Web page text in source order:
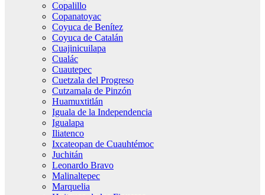
Copalillo
Copanatoyac
Coyuca de Benítez
Coyuca de Catalán
Cuajinicuilapa
Cualác
Cuautepec
Cuetzala del Progreso
Cutzamala de Pinzón
Huamuxtitlán
Iguala de la Independencia
Igualapa
Iliatenco
Ixcateopan de Cuauhtémoc
Juchitán
Leonardo Bravo
Malinaltepec
Marquelia